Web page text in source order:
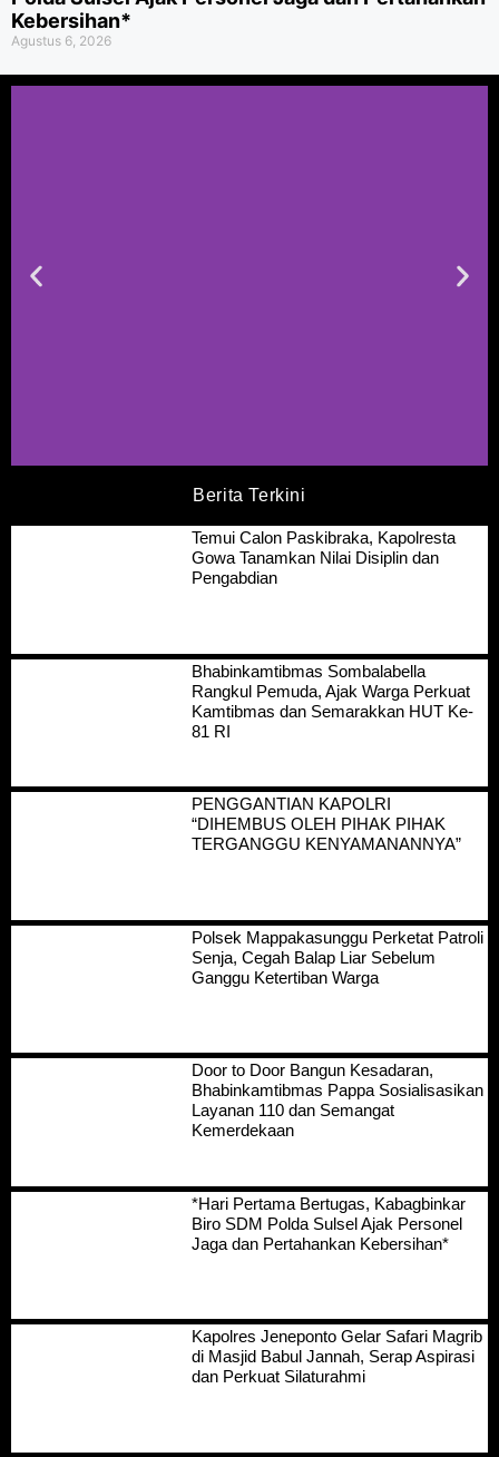
Kebersihan*
Agustus 6, 2026
Berita Terkini
Temui Calon Paskibraka, Kapolresta
Gowa Tanamkan Nilai Disiplin dan
Pengabdian
Bhabinkamtibmas Sombalabella
Rangkul Pemuda, Ajak Warga Perkuat
Kamtibmas dan Semarakkan HUT Ke-
81 RI
PENGGANTIAN KAPOLRI
“DIHEMBUS OLEH PIHAK PIHAK
TERGANGGU KENYAMANANNYA”
Polsek Mappakasunggu Perketat Patroli
Senja, Cegah Balap Liar Sebelum
Ganggu Ketertiban Warga
Door to Door Bangun Kesadaran,
Bhabinkamtibmas Pappa Sosialisasikan
Layanan 110 dan Semangat
Kemerdekaan
*Hari Pertama Bertugas, Kabagbinkar
Biro SDM Polda Sulsel Ajak Personel
Jaga dan Pertahankan Kebersihan*
Kapolres Jeneponto Gelar Safari Magrib
di Masjid Babul Jannah, Serap Aspirasi
dan Perkuat Silaturahmi